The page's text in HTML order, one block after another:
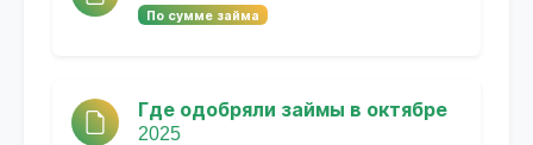
По сумме займа
Где одобряли займы в октябре
2025